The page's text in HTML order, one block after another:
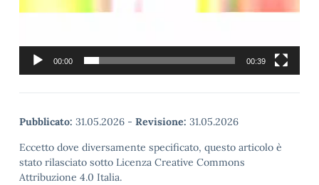
00:00 00:39
Pubblicato: 31.05.2026 - Revisione: 31.05.2026
Eccetto dove diversamente specificato, questo articolo è
stato rilasciato sotto Licenza Creative Commons
Attribuzione 4.0 Italia.